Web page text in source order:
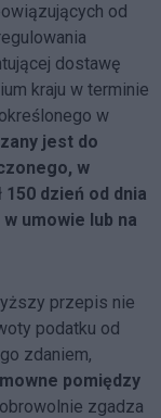
od
dostawę
kraju w terminie
w
jest do
w
dzień od dnia
umowie lub na
przepis nie
podatku od
zdaniem,
pomiędzy
zgadza